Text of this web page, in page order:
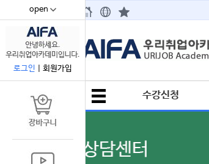
open
로그인 회원가입
수강신청